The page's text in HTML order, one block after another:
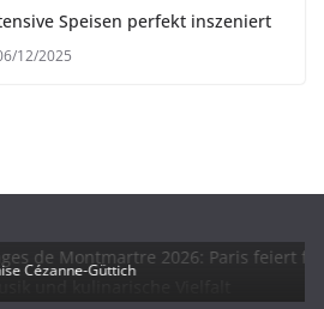
Speisen perfekt inszeniert
12/2025
Güttich